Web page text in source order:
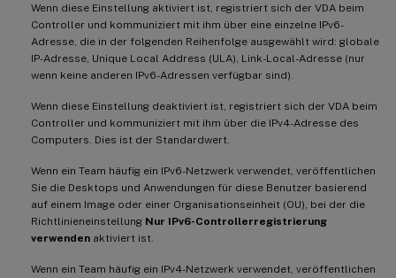
Wenn diese Einstellung aktiviert ist, registriert sich der VDA beim
Controller und kommuniziert mit ihm über eine einzelne IPv6-
Adresse, die in der folgenden Reihenfolge ausgewählt wird: globale
IP-Adresse, Unique Local Address (ULA), Link-Local-Adresse (nur
wenn keine anderen IPv6-Adressen verfügbar sind).
Wenn diese Einstellung deaktiviert ist, registriert sich der VDA beim
Controller und kommuniziert mit ihm über die IPv4-Adresse des
Computers. Dies ist der Standardwert.
Wenn ein Team häufig ein IPv6-Netzwerk verwendet, veröffentlichen
Sie die Desktops und Anwendungen für diese Benutzer basierend
auf einem Image oder einer Organisationseinheit (OU), bei der die
Richtlinieneinstellung Nur IPv6-Controllerregistrierung
verwenden aktiviert ist.
Wenn ein Team häufig ein IPv4-Netzwerk verwendet, veröffentlichen